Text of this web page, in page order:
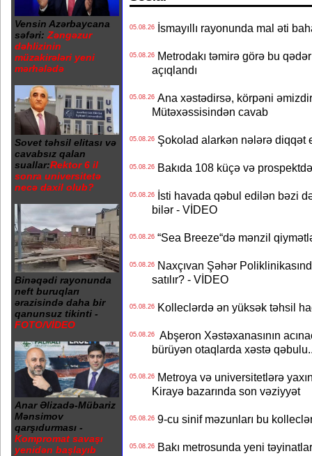
Vensin Azərbaycana
səfəri: Zəngəzur
dəhlizinin
müzakirələri yeni
mərhələdə
Sovet təhsil elitası və
cavabsız qalan
suallar:Rektor 6 il
sonra universitetə
necə daxil olub?
Binəqədi rayonunda
neft buruqları
ərazisində daha bir
qanunsuz tikinti -
FOTO/VİDEO
Anar Əlizadə-Mübariz
Mənsimov
qarşıdurması -
Kompromat savaşı
yenidən başlayıb
05.08.26İsmayıllı rayonunda mal əti
05.08.26Metrodakı təmirə görə bu
açıqlandı
05.08.26Ana xəstədirsə, körpəni
Mütəxəssisindən cavab
05.08.26Şokolad alarkən nələrə diqqət
05.08.26Bakıda 108 küçə və
05.08.26İsti havada qəbul edilən bəzi
bilər - VİDEO
05.08.26“Sea Breeze“də mənzil
05.08.26Naxçıvan Şəhər
satılır? - VİDEO
05.08.26Kolleclərdə ən yüksək təhsil
05.08.26Abşeron Xəstəxanasının
bürüyən otaqlarda xəstə
05.08.26Metroya və universitetlərə
Kirayə bazarında son vəziyyət
05.08.269-cu sinif məzunları bu
05.08.26Bakı metrosunda yeni